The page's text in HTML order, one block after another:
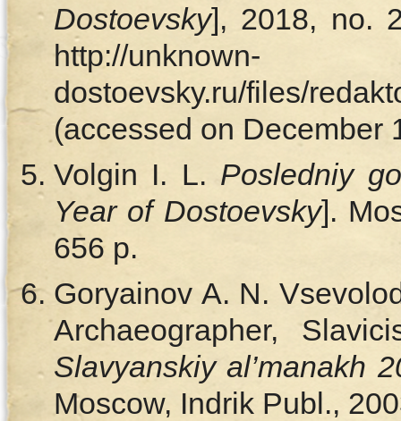
Dostoevsky], 2018, no.
http://unknown-
dostoevsky.ru/files/
(accessed on December
Volgin I. L. Posledniy
Year of Dostoevsky].
656 p.
Goryainov A. N.
Archaeographer,
Slavyanskiy al’manakh
Moscow, Indrik Publ.,